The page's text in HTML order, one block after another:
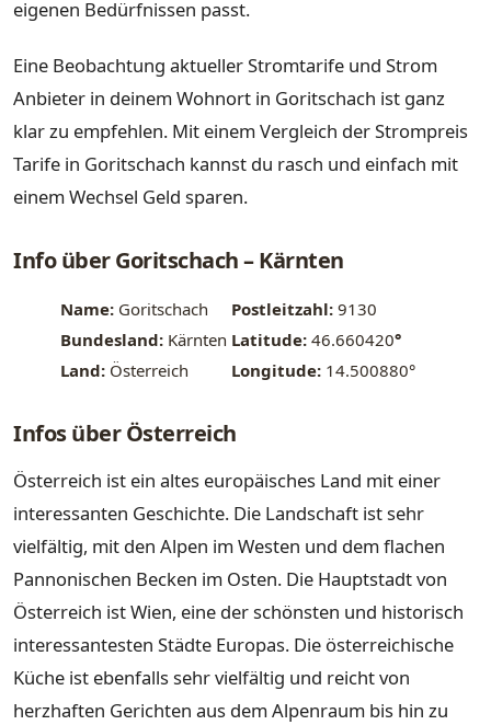
eigenen Bedürfnissen passt.
Eine Beobachtung aktueller Stromtarife und Strom
Anbieter in deinem Wohnort in Goritschach ist ganz
klar zu empfehlen. Mit einem Vergleich der Strompreis
Tarife in Goritschach kannst du rasch und einfach mit
einem Wechsel Geld sparen.
Info über Goritschach – Kärnten
Name: Goritschach Postleitzahl: 9130
Bundesland: Kärnten Latitude: 46.660420°
Land: Österreich Longitude: 14.500880°
Infos über Österreich
Österreich ist ein altes europäisches Land mit einer
interessanten Geschichte. Die Landschaft ist sehr
vielfältig, mit den Alpen im Westen und dem flachen
Pannonischen Becken im Osten. Die Hauptstadt von
Österreich ist Wien, eine der schönsten und historisch
interessantesten Städte Europas. Die österreichische
Küche ist ebenfalls sehr vielfältig und reicht von
herzhaften Gerichten aus dem Alpenraum bis hin zu